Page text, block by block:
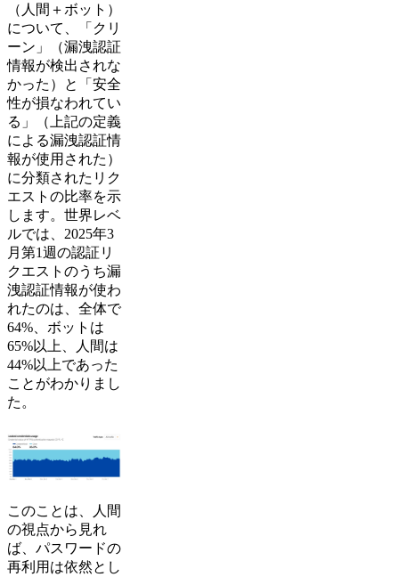
（人間＋ボット）
について、「クリ
ーン」（漏洩認証
情報が検出されな
かった）と「安全
性が損なわれてい
る」（上記の定義
による漏洩認証情
報が使用された）
に分類されたリク
エストの比率を示
します。世界レベ
ルでは、2025年3
月第1週の認証リ
クエストのうち漏
洩認証情報が使わ
れたのは、全体で
64%、ボットは
65%以上、人間は
44%以上であった
ことがわかりまし
た。
このことは、人間
の視点から見れ
ば、パスワードの
再利用は依然とし